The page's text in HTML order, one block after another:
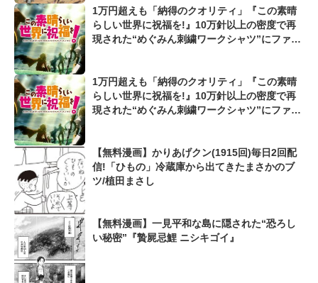
1万円超えも「納得のクオリティ」『この素晴
らしい世界に祝福を!』10万針以上の密度で再
現された“めぐみん刺繍ワークシャツ”にファン
1万円超えも「納得のクオリティ」『この素晴
らしい世界に祝福を!』10万針以上の密度で再
現された“めぐみん刺繍ワークシャツ”にファン
【無料漫画】かりあげクン(1915回)毎日2回配
信!「ひもの」冷蔵庫から出てきたまさかのブ
ツ/植田まさし
【無料漫画】一見平和な島に隠された“恐ろし
い秘密”『贄屍忌鯉 ニシキゴイ』